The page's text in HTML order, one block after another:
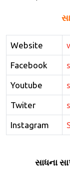
Website
Facebook
Youtube
Twiter
Instagram
સાધના